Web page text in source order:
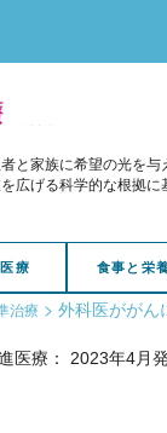
と家族に希望の光を与
広げる科学的な根拠に
療 食事と栄
治療 >外科医がが
医療： 2023年4月